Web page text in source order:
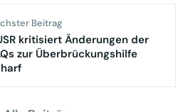
Beitrag
kritisiert Änderungen der
zur Überbrückungshilfe